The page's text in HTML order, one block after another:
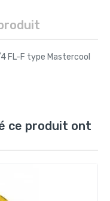
FL-F type Mastercool
ce produit ont